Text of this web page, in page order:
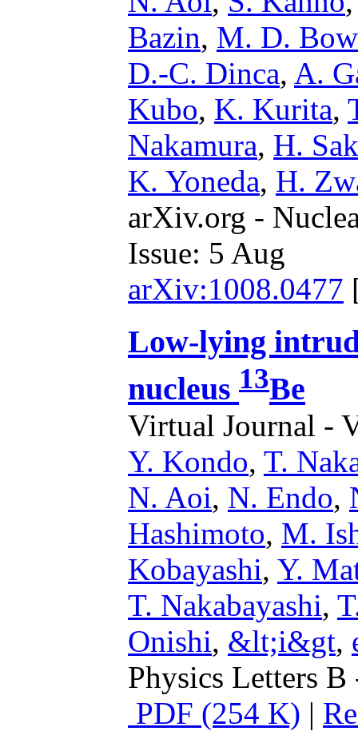
Bazin, M. D.
D.-C. Dinca, A.
Kubo, K. Kurita,
Nakamura, H.
K. Yoneda, H.
arXiv.org -
Issue: 5 Aug
arXiv:1008.0477
Low-lying
nucleus 13Be
Virtual Journal -
Y. Kondo, T.
N. Aoi, N. Endo,
Hashimoto, M.
Kobayashi, Y.
T. Nakabayashi,
Onishi, &lt;i&gt,
Physics Letters
PDF (254 K) |